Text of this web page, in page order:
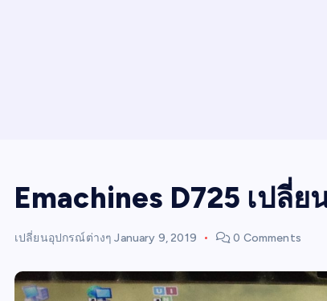
Emachines D725 เปลี่ย
เปลี่ยนอุปกรณ์ต่างๆ January 9, 2019 0 Comments